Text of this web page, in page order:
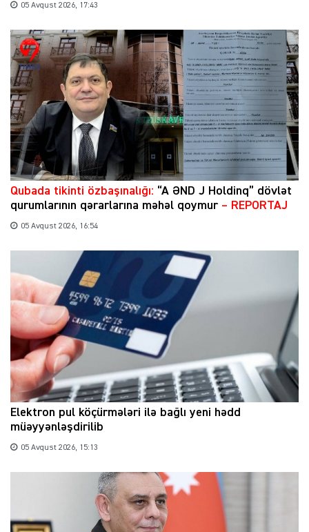
05 Avqust 2026, 17:43
Qubada tikinti özbaşınalığı: “A ƏND J Holdinq” dövlət
qurumlarının qərarlarına məhəl qoymur – REPORTAJ
05 Avqust 2026, 16:54
Elektron pul köçürmələri ilə bağlı yeni hədd
müəyyənləşdirilib
05 Avqust 2026, 15:13